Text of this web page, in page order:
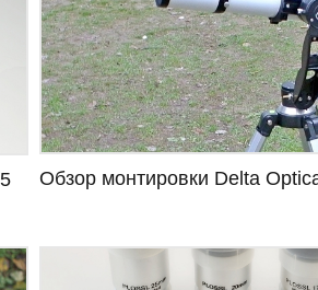
Обзор монтировки Delta